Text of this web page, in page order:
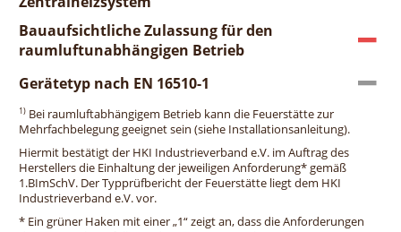
Bauaufsichtliche Zulassung für den
raumluftunabhängigen Betrieb
Gerätetyp nach EN 16510-1
1) Bei raumluftabhängigem Betrieb kann die Feuerstätte zur
Mehrfachbelegung geeignet sein (siehe Installationsanleitung).
Hiermit bestätigt der HKI Industrieverband e.V. im Auftrag des
Herstellers die Einhaltung der jeweiligen Anforderung* gemäß
1.BImSchV. Der Typprüfbericht der Feuerstätte liegt dem HKI
Industrieverband e.V. vor.
* Ein grüner Haken mit einer „1“ zeigt an, dass die Anforderungen